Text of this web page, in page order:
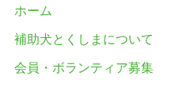
ホーム
補助犬とくしまについて
会員・ボランティア募集